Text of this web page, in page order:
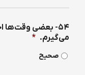
۵۴- بعضی
می‌گیرم. *
صحیح